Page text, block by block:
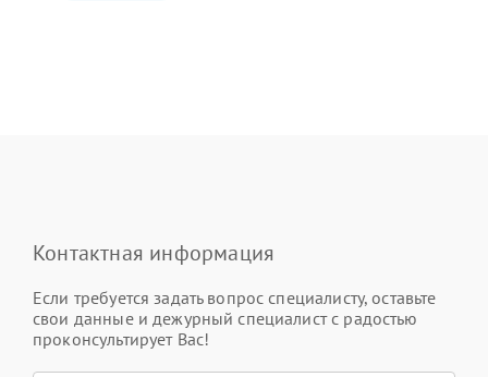
Контактная информация
Если требуется задать вопрос специалисту, оставьте
свои данные и дежурный специалист с радостью
проконсультирует Вас!